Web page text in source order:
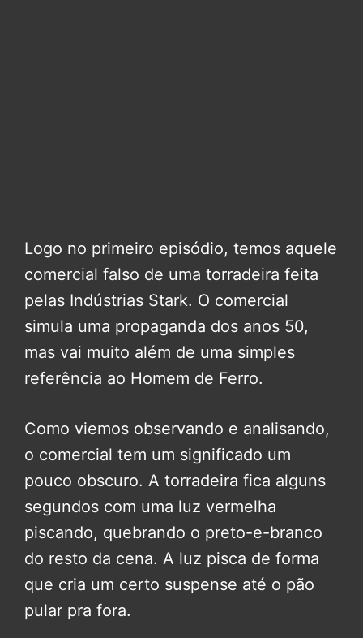
Logo no primeiro episódio, temos aquele
comercial falso de uma torradeira feita
pelas Indústrias Stark. O comercial
simula uma propaganda dos anos 50,
mas vai muito além de uma simples
referência ao Homem de Ferro.
Como viemos observando e analisando,
o comercial tem um significado um
pouco obscuro. A torradeira fica alguns
segundos com uma luz vermelha
piscando, quebrando o preto-e-branco
do resto da cena. A luz pisca de forma
que cria um certo suspense até o pão
pular pra fora.